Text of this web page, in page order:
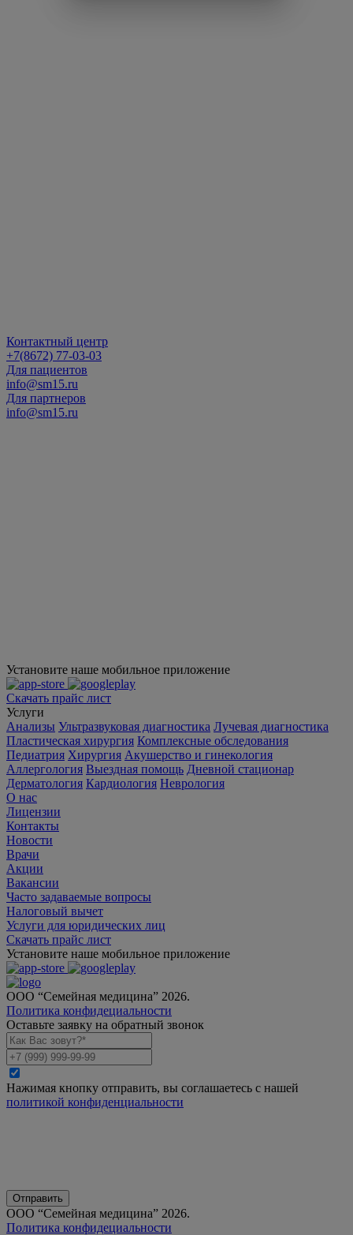
Контактный центр
+7(8672) 77-03-03
Для пациентов
info@sm15.ru
Для партнеров
info@sm15.ru
Установите наше мобильное приложение
Скачать прайс лист
Услуги
Анализы Ультразвуковая диагностика Лучевая диагностика
Пластическая хирургия Комплексные обследования
Педиатрия Хирургия Акушерство и гинекология
Аллергология Выездная помощь Дневной стационар
Дерматология Кардиология Неврология
О нас
Лицензии
Контакты
Новости
Врачи
Акции
Вакансии
Часто задаваемые вопросы
Налоговый вычет
Услуги для юридических лиц
Скачать прайс лист
Установите наше мобильное приложение
ООО “Семейная медицина” 2026.
Политика конфидециальности
Оставьте заявку на обратный звонок
Нажимая кнопку отправить, вы соглашаетесь с нашей
политикой конфиденциальности
Отправить
ООО “Семейная медицина” 2026.
Политика конфидециальности